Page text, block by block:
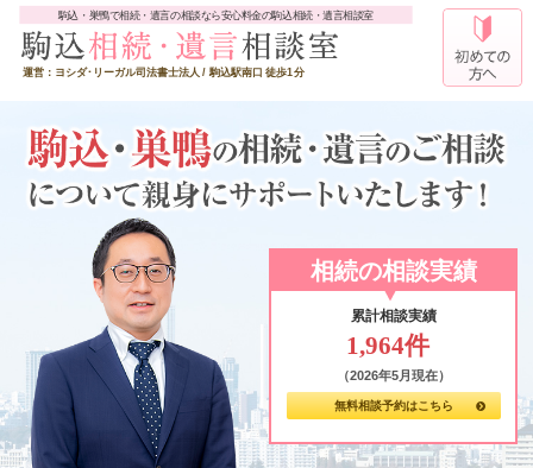
駒込・巣鴨で相続・遺言の相談なら安心料金の駒込相続・遺言相談室
運営：ヨシダ･リーガル司法書士法人 / 駒込駅南口 徒歩1分
累計相談実績
1,964件
（2026年5月現在）
無料相談予約はこちら